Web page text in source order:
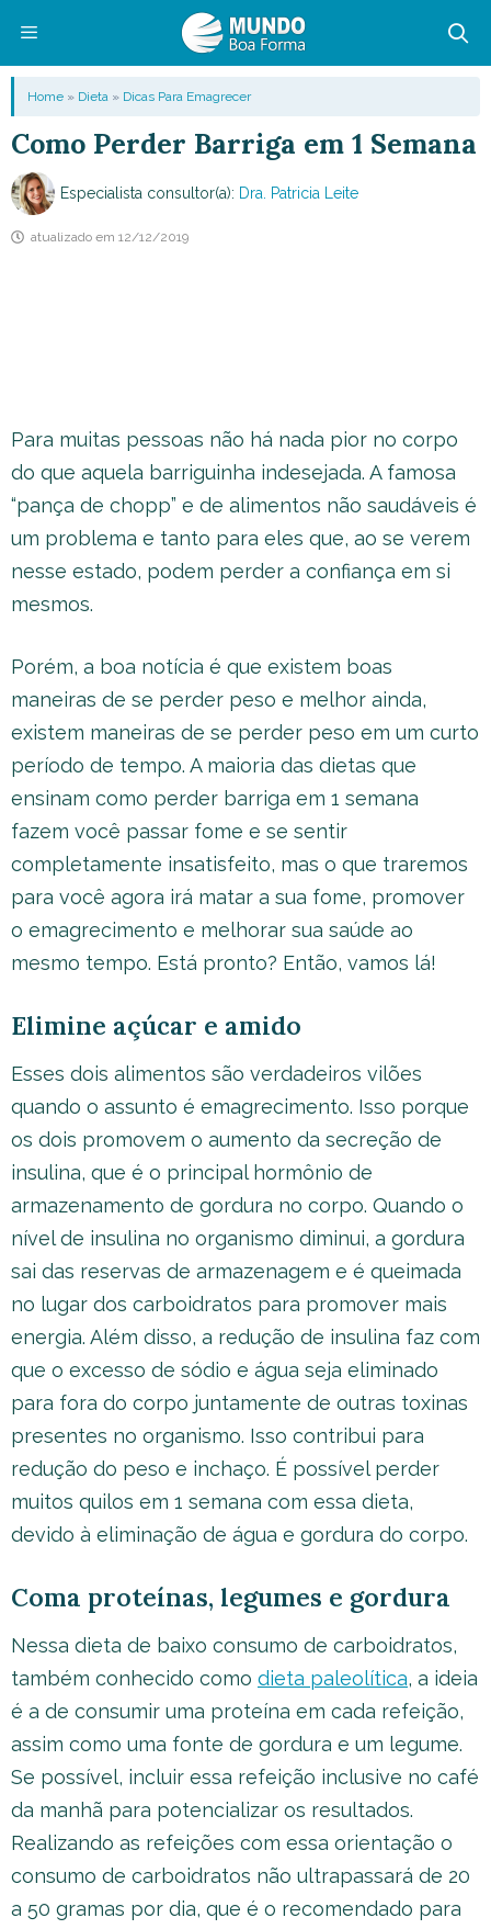
conteúdo
Menu
Home » Dieta » Dicas Para Emagrecer
Como Perder Barriga em 1 Semana
Especialista consultor(a): Dra. Patricia Leite
atualizado em 12/12/2019
Para muitas pessoas não há nada pior no corpo
do que aquela barriguinha indesejada. A famosa
“pança de chopp” e de alimentos não saudáveis é
um problema e tanto para eles que, ao se verem
nesse estado, podem perder a confiança em si
mesmos.
Porém, a boa notícia é que existem boas
maneiras de se perder peso e melhor ainda,
existem maneiras de se perder peso em um curto
período de tempo. A maioria das dietas que
ensinam como perder barriga em 1 semana
fazem você passar fome e se sentir
completamente insatisfeito, mas o que traremos
para você agora irá matar a sua fome, promover
o emagrecimento e melhorar sua saúde ao
mesmo tempo. Está pronto? Então, vamos lá!
Elimine açúcar e amido
Esses dois alimentos são verdadeiros vilões
quando o assunto é emagrecimento. Isso porque
os dois promovem o aumento da secreção de
insulina, que é o principal hormônio de
armazenamento de gordura no corpo. Quando o
nível de insulina no organismo diminui, a gordura
sai das reservas de armazenagem e é queimada
no lugar dos carboidratos para promover mais
energia. Além disso, a redução de insulina faz com
que o excesso de sódio e água seja eliminado
para fora do corpo juntamente de outras toxinas
presentes no organismo. Isso contribui para
redução do peso e inchaço. É possível perder
muitos quilos em 1 semana com essa dieta,
devido à eliminação de água e gordura do corpo.
Coma proteínas, legumes e gordura
Nessa dieta de baixo consumo de carboidratos,
também conhecido como dieta paleolítica, a ideia
é a de consumir uma proteína em cada refeição,
assim como uma fonte de gordura e um legume.
Se possível, incluir essa refeição inclusive no café
da manhã para potencializar os resultados.
Realizando as refeições com essa orientação o
consumo de carboidratos não ultrapassará de 20
a 50 gramas por dia, que é o recomendado para